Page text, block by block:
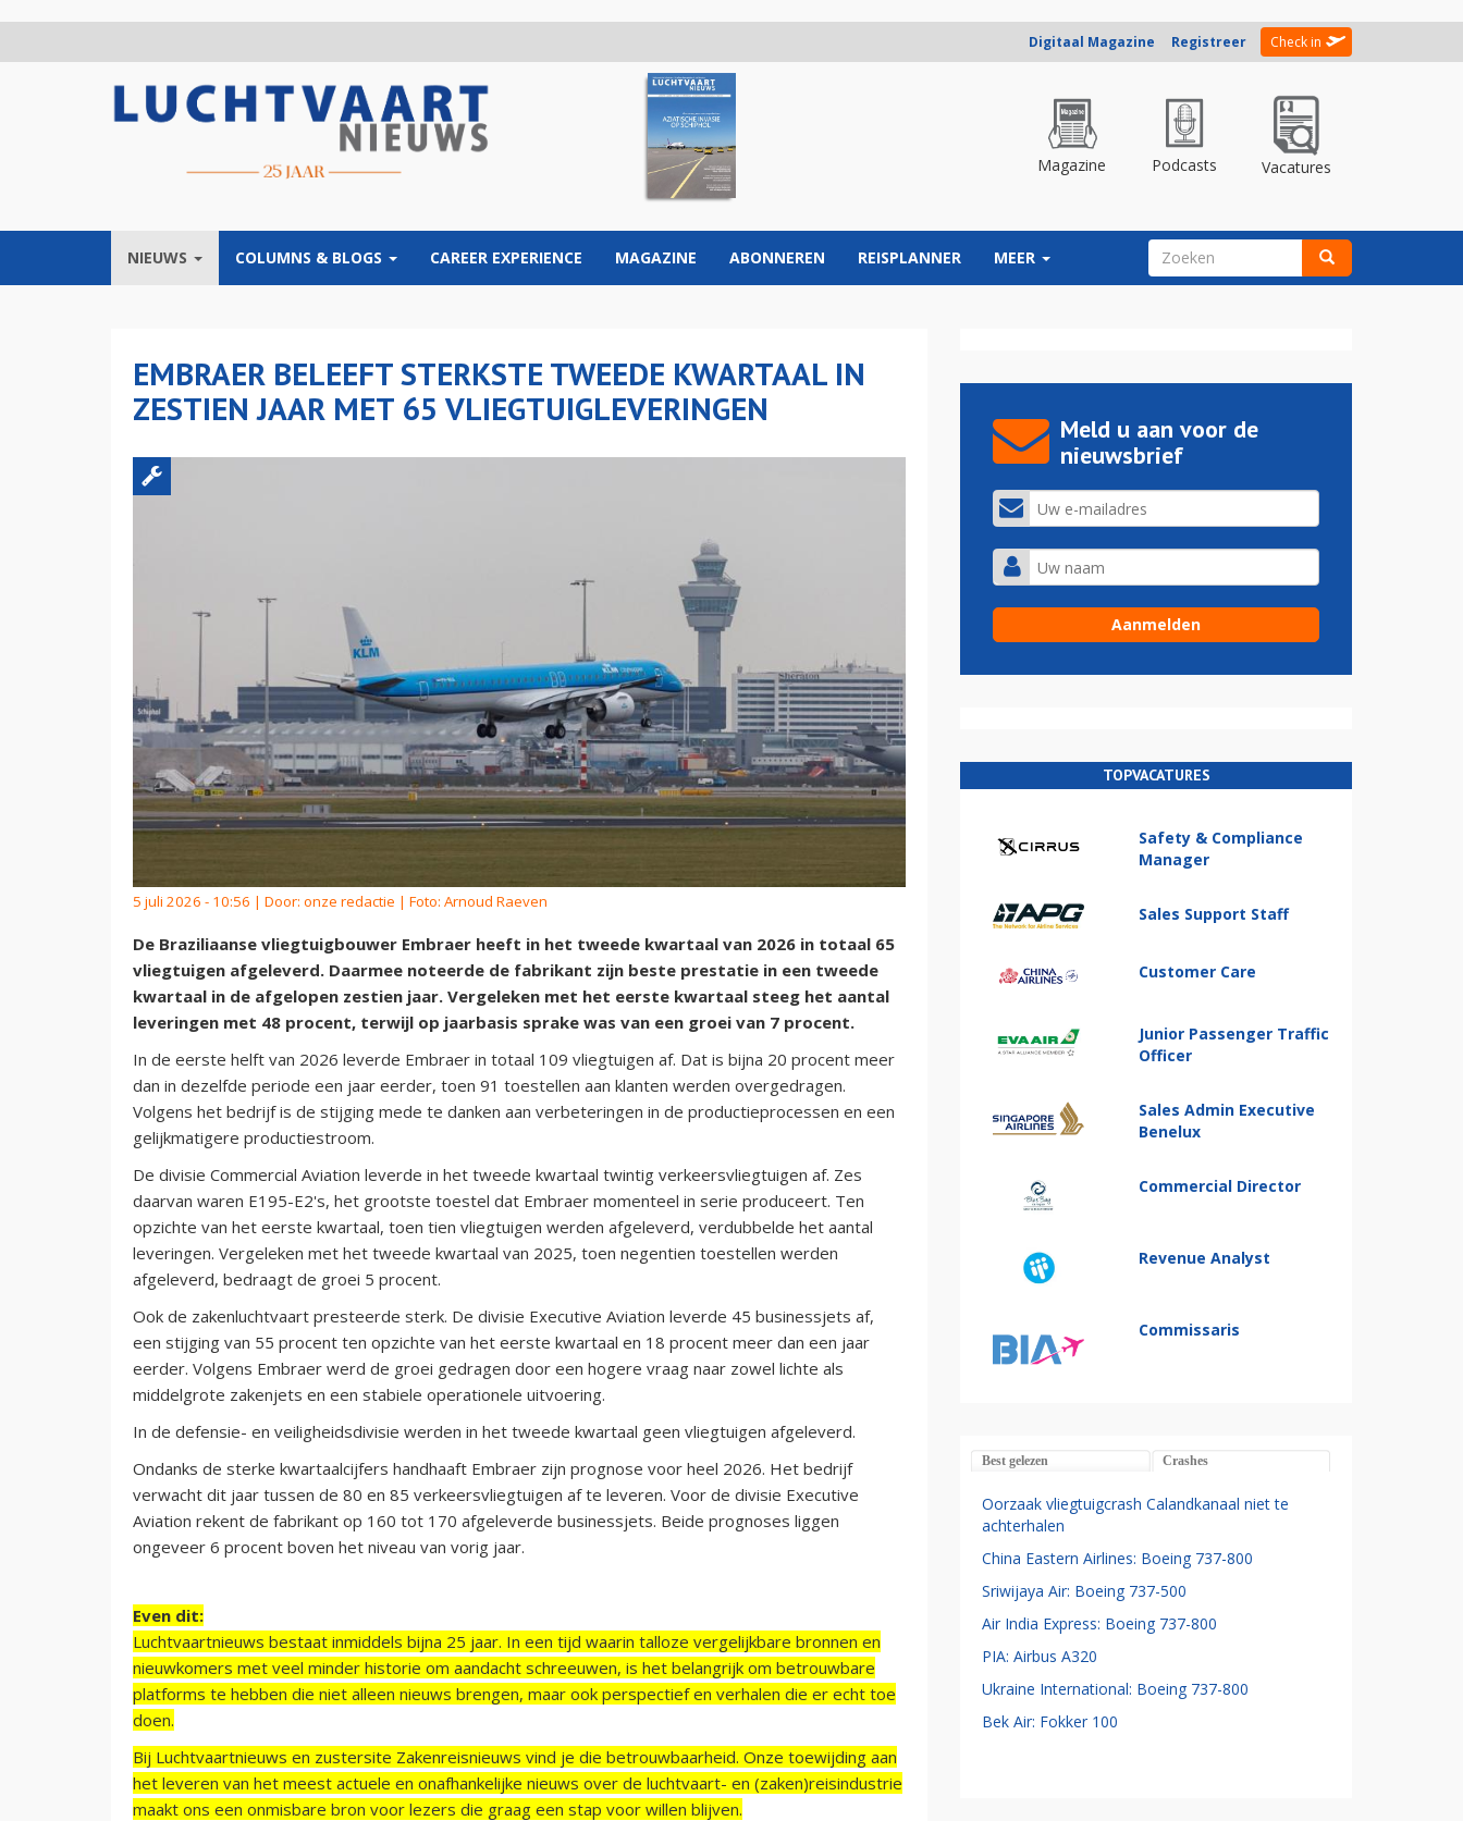
Digitaal Magazine Registreer Check in
Magazine Podcasts Vacatures
NIEUWS COLUMNS & BLOGS CAREER EXPERIENCE MAGAZINE ABONNEREN REISPLANNER MEER ZOEKVELD
EMBRAER BELEEFT STERKSTE TWEEDE KWARTAAL IN
ZESTIEN JAAR MET 65 VLIEGTUIGLEVERINGEN
5 juli 2026 - 10:56 | Door: onze redactie | Foto: Arnoud Raeven
De Braziliaanse vliegtuigbouwer Embraer heeft in het tweede kwartaal van 2026 in totaal 65
vliegtuigen afgeleverd. Daarmee noteerde de fabrikant zijn beste prestatie in een tweede
kwartaal in de afgelopen zestien jaar. Vergeleken met het eerste kwartaal steeg het aantal
leveringen met 48 procent, terwijl op jaarbasis sprake was van een groei van 7 procent.
In de eerste helft van 2026 leverde Embraer in totaal 109 vliegtuigen af. Dat is bijna 20 procent meer
dan in dezelfde periode een jaar eerder, toen 91 toestellen aan klanten werden overgedragen.
Volgens het bedrijf is de stijging mede te danken aan verbeteringen in de productieprocessen en een
gelijkmatigere productiestroom.
De divisie Commercial Aviation leverde in het tweede kwartaal twintig verkeersvliegtuigen af. Zes
daarvan waren E195-E2's, het grootste toestel dat Embraer momenteel in serie produceert. Ten
opzichte van het eerste kwartaal, toen tien vliegtuigen werden afgeleverd, verdubbelde het aantal
leveringen. Vergeleken met het tweede kwartaal van 2025, toen negentien toestellen werden
afgeleverd, bedraagt de groei 5 procent.
Ook de zakenluchtvaart presteerde sterk. De divisie Executive Aviation leverde 45 businessjets af,
een stijging van 55 procent ten opzichte van het eerste kwartaal en 18 procent meer dan een jaar
eerder. Volgens Embraer werd de groei gedragen door een hogere vraag naar zowel lichte als
middelgrote zakenjets en een stabiele operationele uitvoering.
In de defensie- en veiligheidsdivisie werden in het tweede kwartaal geen vliegtuigen afgeleverd.
Ondanks de sterke kwartaalcijfers handhaaft Embraer zijn prognose voor heel 2026. Het bedrijf
verwacht dit jaar tussen de 80 en 85 verkeersvliegtuigen af te leveren. Voor de divisie Executive
Aviation rekent de fabrikant op 160 tot 170 afgeleverde businessjets. Beide prognoses liggen
ongeveer 6 procent boven het niveau van vorig jaar.
Even dit:
Luchtvaartnieuws bestaat inmiddels bijna 25 jaar. In een tijd waarin talloze vergelijkbare bronnen en
nieuwkomers met veel minder historie om aandacht schreeuwen, is het belangrijk om betrouwbare
platforms te hebben die niet alleen nieuws brengen, maar ook perspectief en verhalen die er echt toe
doen.
Bij Luchtvaartnieuws en zustersite Zakenreisnieuws vind je die betrouwbaarheid. Onze toewijding aan
het leveren van het meest actuele en onafhankelijke nieuws over de luchtvaart- en (zaken)reisindustrie
maakt ons een onmisbare bron voor lezers die graag een stap voor willen blijven.
Meld u aan voor de
nieuwsbrief
TOPVACATURES
Safety & Compliance
Manager
Sales Support Staff
Customer Care
Junior Passenger Traffic
Officer
Sales Admin Executive
Benelux
Commercial Director
Revenue Analyst
Commissaris
Best gelezen Crashes
Oorzaak vliegtuigcrash Calandkanaal niet te
achterhalen
China Eastern Airlines: Boeing 737-800
Sriwijaya Air: Boeing 737-500
Air India Express: Boeing 737-800
PIA: Airbus A320
Ukraine International: Boeing 737-800
Bek Air: Fokker 100